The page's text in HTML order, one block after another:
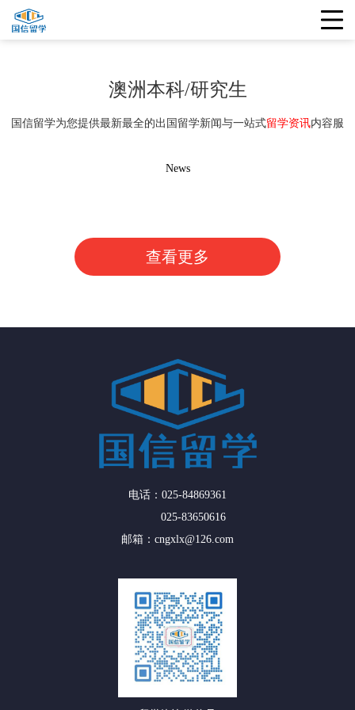
澳洲本科/研究生
国信留学为您提供最新最全的出国留学新闻与一站式留学资讯内容服
务
News
查看更多
电话：025-84869361
025-83650616
邮箱：cngxlx@126.com